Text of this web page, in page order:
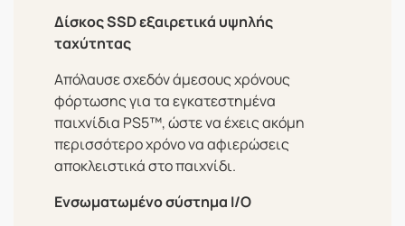
Δίσκος SSD εξαιρετικά υψηλής
ταχύτητας
Απόλαυσε σχεδόν άμεσους χρόνους
φόρτωσης για τα εγκατεστημένα
παιχνίδια PS5™, ώστε να έχεις ακόμη
περισσότερο χρόνο να αφιερώσεις
αποκλειστικά στο παιχνίδι.
Ενσωματωμένο σύστημα I/O